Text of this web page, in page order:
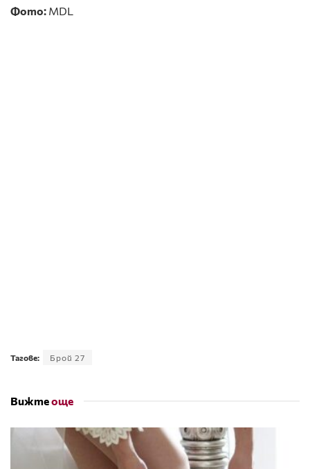
Фото: MDL
Тагове: Брой 27
Вижтеоще